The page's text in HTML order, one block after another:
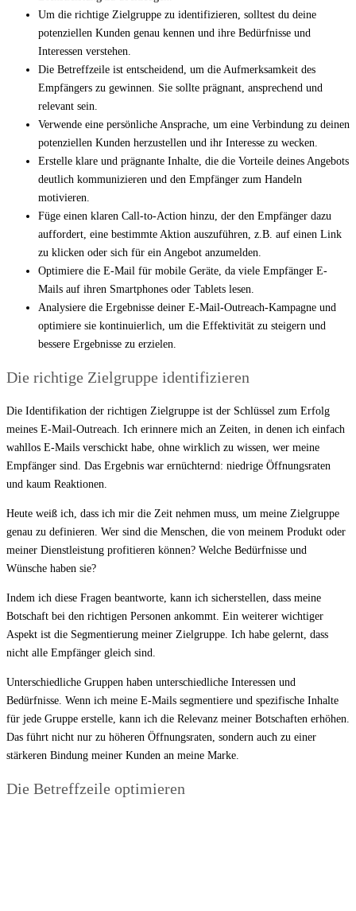
Um die richtige Zielgruppe zu identifizieren, solltest du deine
potenziellen Kunden genau kennen und ihre Bedürfnisse und
Interessen verstehen.
Die Betreffzeile ist entscheidend, um die Aufmerksamkeit des
Empfängers zu gewinnen. Sie sollte prägnant, ansprechend und
relevant sein.
Verwende eine persönliche Ansprache, um eine Verbindung zu deinen
potenziellen Kunden herzustellen und ihr Interesse zu wecken.
Erstelle klare und prägnante Inhalte, die die Vorteile deines Angebots
deutlich kommunizieren und den Empfänger zum Handeln
motivieren.
Füge einen klaren Call-to-Action hinzu, der den Empfänger dazu
auffordert, eine bestimmte Aktion auszuführen, z.B. auf einen Link
zu klicken oder sich für ein Angebot anzumelden.
Optimiere die E-Mail für mobile Geräte, da viele Empfänger E-
Mails auf ihren Smartphones oder Tablets lesen.
Analysiere die Ergebnisse deiner E-Mail-Outreach-Kampagne und
optimiere sie kontinuierlich, um die Effektivität zu steigern und
bessere Ergebnisse zu erzielen.
Die richtige Zielgruppe identifizieren
Die Identifikation der richtigen Zielgruppe ist der Schlüssel zum Erfolg
meines E-Mail-Outreach. Ich erinnere mich an Zeiten, in denen ich einfach
wahllos E-Mails verschickt habe, ohne wirklich zu wissen, wer meine
Empfänger sind. Das Ergebnis war ernüchternd: niedrige Öffnungsraten
und kaum Reaktionen.
Heute weiß ich, dass ich mir die Zeit nehmen muss, um meine Zielgruppe
genau zu definieren. Wer sind die Menschen, die von meinem Produkt oder
meiner Dienstleistung profitieren können? Welche Bedürfnisse und
Wünsche haben sie?
Indem ich diese Fragen beantworte, kann ich sicherstellen, dass meine
Botschaft bei den richtigen Personen ankommt. Ein weiterer wichtiger
Aspekt ist die Segmentierung meiner Zielgruppe. Ich habe gelernt, dass
nicht alle Empfänger gleich sind.
Unterschiedliche Gruppen haben unterschiedliche Interessen und
Bedürfnisse. Wenn ich meine E-Mails segmentiere und spezifische Inhalte
für jede Gruppe erstelle, kann ich die Relevanz meiner Botschaften erhöhen.
Das führt nicht nur zu höheren Öffnungsraten, sondern auch zu einer
stärkeren Bindung meiner Kunden an meine Marke.
Die Betreffzeile optimieren